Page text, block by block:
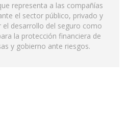
representa a las compañías
el sector público, privado y
el desarrollo del seguro como
la protección financiera de
y gobierno ante riesgos.